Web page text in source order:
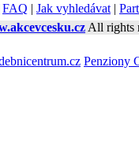
FAQ | Jak vyhledávat |
All rights
Penziony